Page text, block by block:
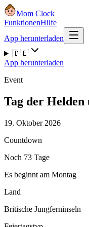
Mom Clock
FunktionenHilfe
App herunterladen
🇩🇪
App herunterladen
Event
Tag der Helden
19. Oktober 2026
Countdown
Noch 73 Tage
Es beginnt am Montag
Land
Britische Jungferninseln